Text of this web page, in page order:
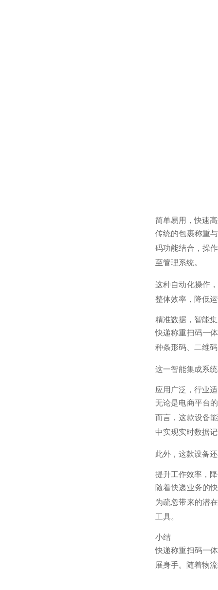
简单易用，快速
传统的包裹称重
码功能结合，操
至管理系统。
这种自动化操作
整体效率，降低
精准数据，智能
快递称重扫码一
种条形码、二维
这一智能集成系
应用广泛，行业
无论是电商平台
而言，这款设备
中实现实时数据
此外，这款设备
提升工作效率，
随着快递业务的
为疏忽带来的潜
工具。
小结
快递称重扫码一
展身手。随着物